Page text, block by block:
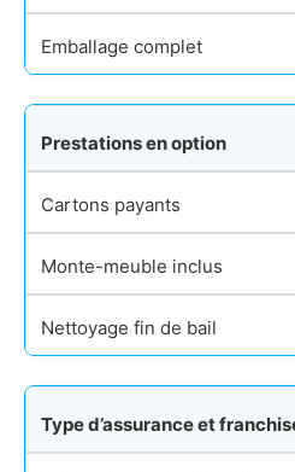
Emballage complet
Prestations en option
Cartons payants
Monte-meuble inclus
Nettoyage fin de bail
Type d’assurance et